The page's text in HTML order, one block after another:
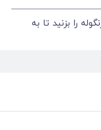
را بزنید تا به